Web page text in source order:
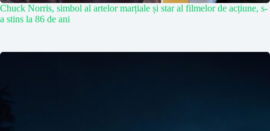
Chuck Norris, simbol al artelor marțiale și star al filmelor de acțiune, s-
a stins la 86 de ani